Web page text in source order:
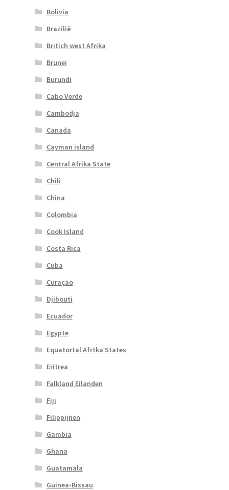
Bolivia
Brazilië
Britich west Afrika
Brunei
Burundi
Cabo Verde
Cambodja
Canada
Cayman island
Central Afrika State
Chili
China
Colombia
Cook Island
Costa Rica
Cuba
Curaçao
Djibouti
Ecuador
Egypte
Equatortal Afrtka States
Eritrea
Falkland Eilanden
Fiji
Filippijnen
Gambia
Ghana
Guatamala
Guinea-Bissau